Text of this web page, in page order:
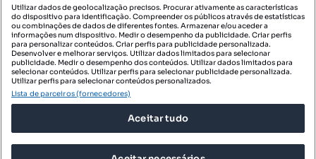
SIGA-NOS:
DESCARREGAR NA:
Utilizar dados de geolocalização precisos. Procurar ativamente as características
do dispositivo para identificação. Compreender os públicos através de estatísticas
ou combinações de dados de diferentes fontes. Armazenar e/ou aceder a
informações num dispositivo. Medir o desempenho da publicidade. Criar perfis
para personalizar conteúdos. Criar perfis para publicidade personalizada.
Desenvolver e melhorar serviços. Utilizar dados limitados para selecionar
publicidade. Medir o desempenho dos conteúdos. Utilizar dados limitados para
selecionar conteúdos. Utilizar perfis para selecionar publicidade personalizada.
Utilizar perfis para selecionar conteúdos personalizados.
Lista de parceiros (fornecedores)
Aceitar tudo